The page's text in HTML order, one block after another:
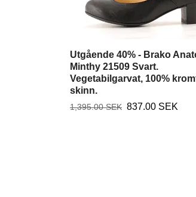
Utgående 40% - Brako
Minthy 21509 Svart.
Vegetabilgarvat, 100%
skinn.
1,395.00 SEK 837.00 SEK